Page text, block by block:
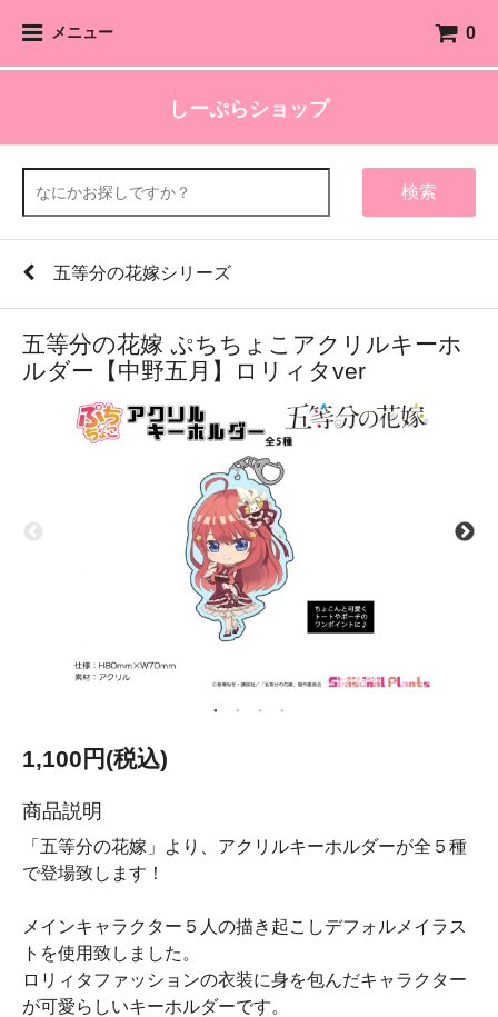
メニュー 0
しーぷらショップ
検索
五等分の花嫁シリーズ
五等分の花嫁 ぷちちょこアクリルキーホ
ルダー【中野五月】ロリィタver
1,100円(税込)
商品説明
「五等分の花嫁」より、アクリルキーホルダーが全５種
で登場致します！
メインキャラクター５人の描き起こしデフォルメイラス
トを使用致しました。
ロリィタファッションの衣装に身を包んだキャラクター
が可愛らしいキーホルダーです。